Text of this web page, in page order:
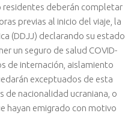
residentes deberán completar
previas al inicio del viaje, la
(DDJJ) declarando su estado
un seguro de salud COVID-
de internación, aislamiento
exceptuados de esta
de nacionalidad ucraniana, o
hayan emigrado con motivo